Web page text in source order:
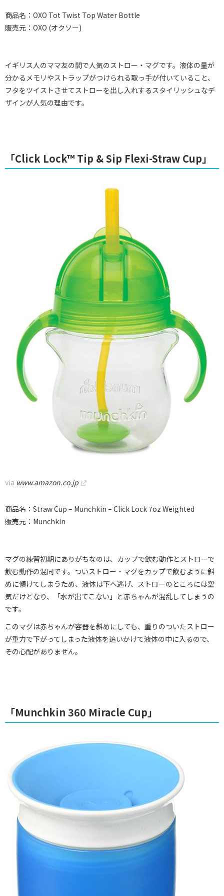
商品名：OXO Tot Twist Top Water Bottle
販売元：OXO (オクソー)
イギリス人のママ友の間で人気のストロー・マグです。液体の量が
分かるメモリやストラップがつけられる取っ手が付いていること、
フタをツイストさせてストローを出し入れするスタイリッシュなデ
ザインが人気の理由です。
「Click Lock™ Tip & Sip Flexi-Straw Cup」
via www.amazon.co.jp
商品名：Straw Cup – Munchkin – Click Lock 7oz Weighted
販売元：Munchkin
マグの練習初期にありがちなのは、カップで飲む動作とストローで
飲む動作の混同です。ついストロー・マグをカップで飲むように斜
めに傾けてしまうため、液体は下へ逃げ、ストローのところには空
気だけとなり、「水が出てこない」と赤ちゃんが混乱してしまうの
です。
このマグは赤ちゃんが容器を斜めにしても、重りのついたストロー
が重力で下がってしまった液体を追いかけて液体の中に入るので、
その心配がありません。
「Munchkin 360 Miracle Cup」